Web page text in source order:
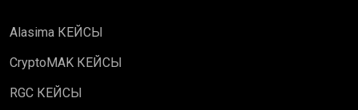
Alasima КЕЙСЫ
CryptoMAK КЕЙСЫ
RGC КЕЙСЫ